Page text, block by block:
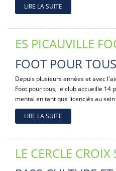
LIRE LA SUITE
ES PICAUVILLE
FOOT POUR TOUS
Depuis plusieurs années et avec
Foot pour tous, le club accueille 14
mental en tant que licenciés au
LIRE LA SUITE
LE CERCLE